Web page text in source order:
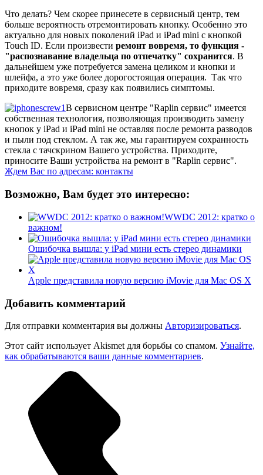
Что делать? Чем скорее принесете в сервисный центр, тем
больше вероятность отремонтировать кнопку. Особенно это
актуально для новых поколений iPad и iPad mini с кнопкой
Touch ID. Если произвести ремонт вовремя, то функция -
"распознавание владельца по отпечатку" сохранится. В
дальнейшем уже потребуется замена целиком и кнопки и
шлейфа, а это уже более дорогостоящая операция. Так что
приходите вовремя, сразу как появились симптомы.
В сервисном центре "Raplin сервис" имеется
собственная технология, позволяющая производить замену
кнопок у iPad и iPad mini не оставляя после ремонта разводов
и пыли под стеклом. А так же, мы гарантируем сохранность
стекла с тачскрином Вашего устройства. Приходите,
приносите Ваши устройства на ремонт в "Raplin сервис".
Ждем Вас по адресам: контакты
Возможно, Вам будет это интересно:
WWDC 2012: кратко о
важном!
Ошибочка вышла: у iPad мини есть стерео динамики
Apple представила новую версию iMovie для Mac OS X
Добавить комментарий
Для отправки комментария вы должны Авторизироваться.
Этот сайт использует Akismet для борьбы со спамом. Узнайте,
как обрабатываются ваши данные комментариев.